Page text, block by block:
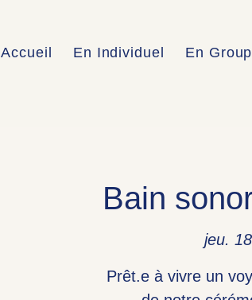
Accueil En Individuel En
Bain
jeu.
Prêt.e à vivre un